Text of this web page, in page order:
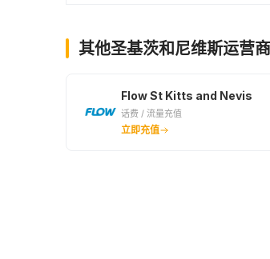
其他圣基茨和尼维斯运营
Flow St Kitts and Nevis
话费 / 流量充值
立即充值